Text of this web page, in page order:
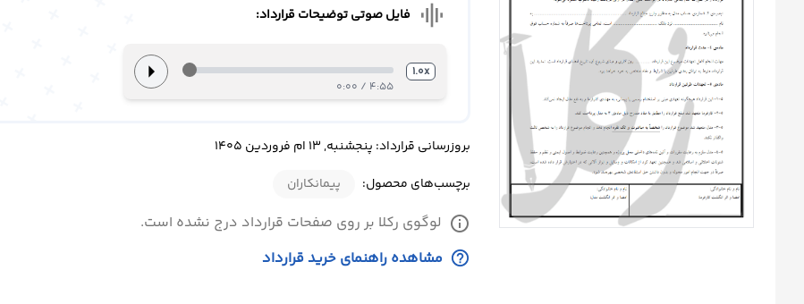
graphic_eq فایل صوتی توضیحات قرارداد:
1.0x
4:55 / 0:00
arrow_right
بروزرسانی قرارداد: پنجشنبه, 13 ام فروردین 1405
برچسب‌های محصول:
پیمانکاران
info لوگوی رکلا بر روی صفحات قرارداد درج نشده است.
help_outline مشاهده راهنمای خرید قرارداد